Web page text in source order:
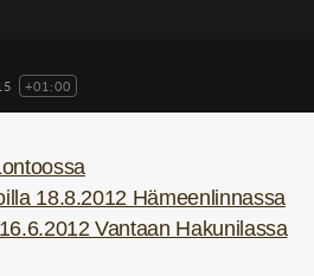
18.8.2012 Hämeenlinnassa
Vantaan Hakunilassa